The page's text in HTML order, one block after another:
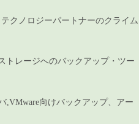
テクノロジーパートナーのクライム
トレージへのバックアップ・ツー
,VMware向けバックアップ、アー